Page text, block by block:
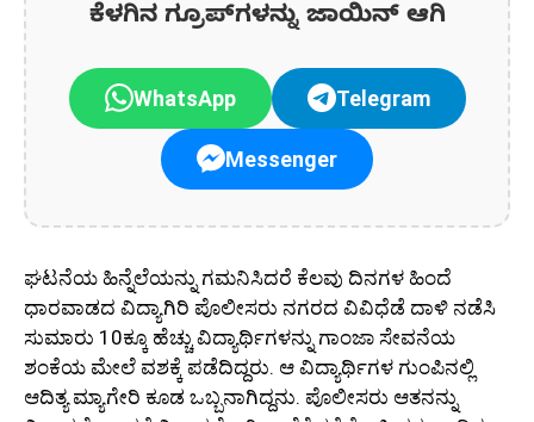
ಕೆಳಗಿನ ಗ್ರೂಪ್‌ಗಳನ್ನು ಜಾಯಿನ್ ಆಗಿ
WhatsApp Telegram
Messenger
ಘಟನೆಯ ಹಿನ್ನೆಲೆಯನ್ನು ಗಮನಿಸಿದರೆ ಕೆಲವು ದಿನಗಳ ಹಿಂದೆ
ಧಾರವಾಡದ ವಿದ್ಯಾಗಿರಿ ಪೊಲೀಸರು ನಗರದ ವಿವಿಧೆಡೆ ದಾಳಿ ನಡೆಸಿ
ಸುಮಾರು 10ಕ್ಕೂ ಹೆಚ್ಚು ವಿದ್ಯಾರ್ಥಿಗಳನ್ನು ಗಾಂಜಾ ಸೇವನೆಯ
ಶಂಕೆಯ ಮೇಲೆ ವಶಕ್ಕೆ ಪಡೆದಿದ್ದರು. ಆ ವಿದ್ಯಾರ್ಥಿಗಳ ಗುಂಪಿನಲ್ಲಿ
ಆದಿತ್ಯ ಮ್ಯಾಗೇರಿ ಕೂಡ ಒಬ್ಬನಾಗಿದ್ದನು. ಪೊಲೀಸರು ಆತನನ್ನು